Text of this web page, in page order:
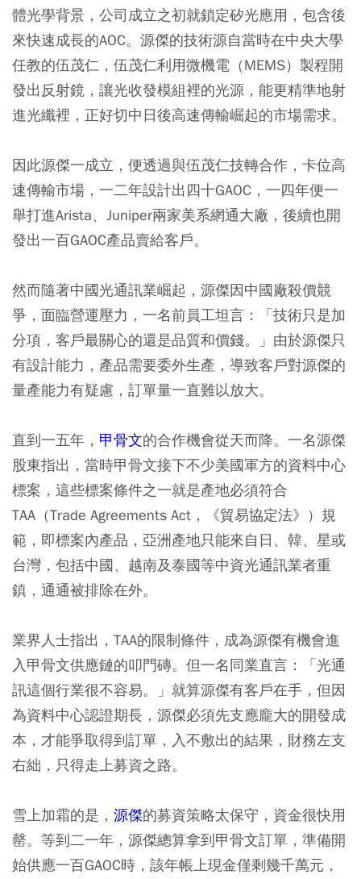
體光學背景，公司成立之初就鎖定矽光應用，包含後
來快速成長的AOC。源傑的技術源自當時在中央大學
任教的伍茂仁，伍茂仁利用微機電（MEMS）製程開
發出反射鏡，讓光收發模組裡的光源，能更精準地射
進光纖裡，正好切中日後高速傳輸崛起的市場需求。
因此源傑一成立，便透過與伍茂仁技轉合作，卡位高
速傳輸市場，一二年設計出四十GAOC，一四年便一
舉打進Arista、Juniper兩家美系網通大廠，後續也開
發出一百GAOC產品賣給客戶。
然而隨著中國光通訊業崛起，源傑因中國廠殺價競
爭，面臨營運壓力，一名前員工坦言：「技術只是加
分項，客戶最關心的還是品質和價錢。」由於源傑只
有設計能力，產品需要委外生產，導致客戶對源傑的
量產能力有疑慮，訂單量一直難以放大。
直到一五年， 甲骨文的合作機會從天而降。一名源傑
股東指出，當時甲骨文接下不少美國軍方的資料中心
標案，這些標案條件之一就是產地必須符合
TAA（Trade Agreements Act，《貿易協定法》）規
範，即標案內產品，亞洲產地只能來自日、韓、星或
台灣，包括中國、越南及泰國等中資光通訊業者重
鎮，通通被排除在外。
業界人士指出，TAA的限制條件，成為源傑有機會進
入甲骨文供應鏈的叩門磚。但一名同業直言：「光通
訊這個行業很不容易。」就算源傑有客戶在手，但因
為資料中心認證期長，源傑必須先支應龐大的開發成
本，才能爭取得到訂單，入不敷出的結果，財務左支
右絀，只得走上募資之路。
雪上加霜的是， 源傑的募資策略太保守，資金很快用
罄。等到二一年，源傑總算拿到甲骨文訂單，準備開
始供應一百GAOC時，該年帳上現金僅剩幾千萬元，